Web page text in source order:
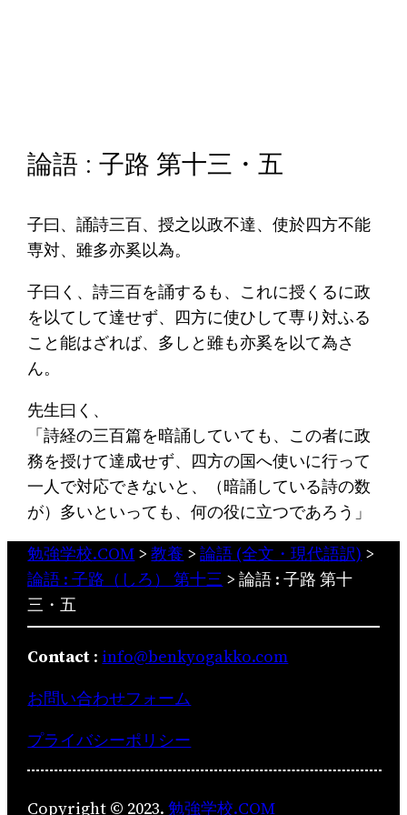
論語 : 子路 第十三・五
子曰、誦詩三百、授之以政不達、使於四方不能
専対、雖多亦奚以為。
子曰く、詩三百を誦するも、これに授くるに政
を以てして達せず、四方に使ひして専り対ふる
こと能はざれば、多しと雖も亦奚を以て為さ
ん。
先生曰く、
「詩経の三百篇を暗誦していても、この者に政
務を授けて達成せず、四方の国へ使いに行って
一人で対応できないと、（暗誦している詩の数
が）多いといっても、何の役に立つであろう」
勉強学校.COM >教養 >論語 (全文・現代語訳) >
論語 : 子路（しろ） 第十三 >論語 : 子路 第十
三・五
Contact : info@benkyogakko.com
お問い合わせフォーム
プライバシーポリシー
Copyright © 2023.勉強学校.COM